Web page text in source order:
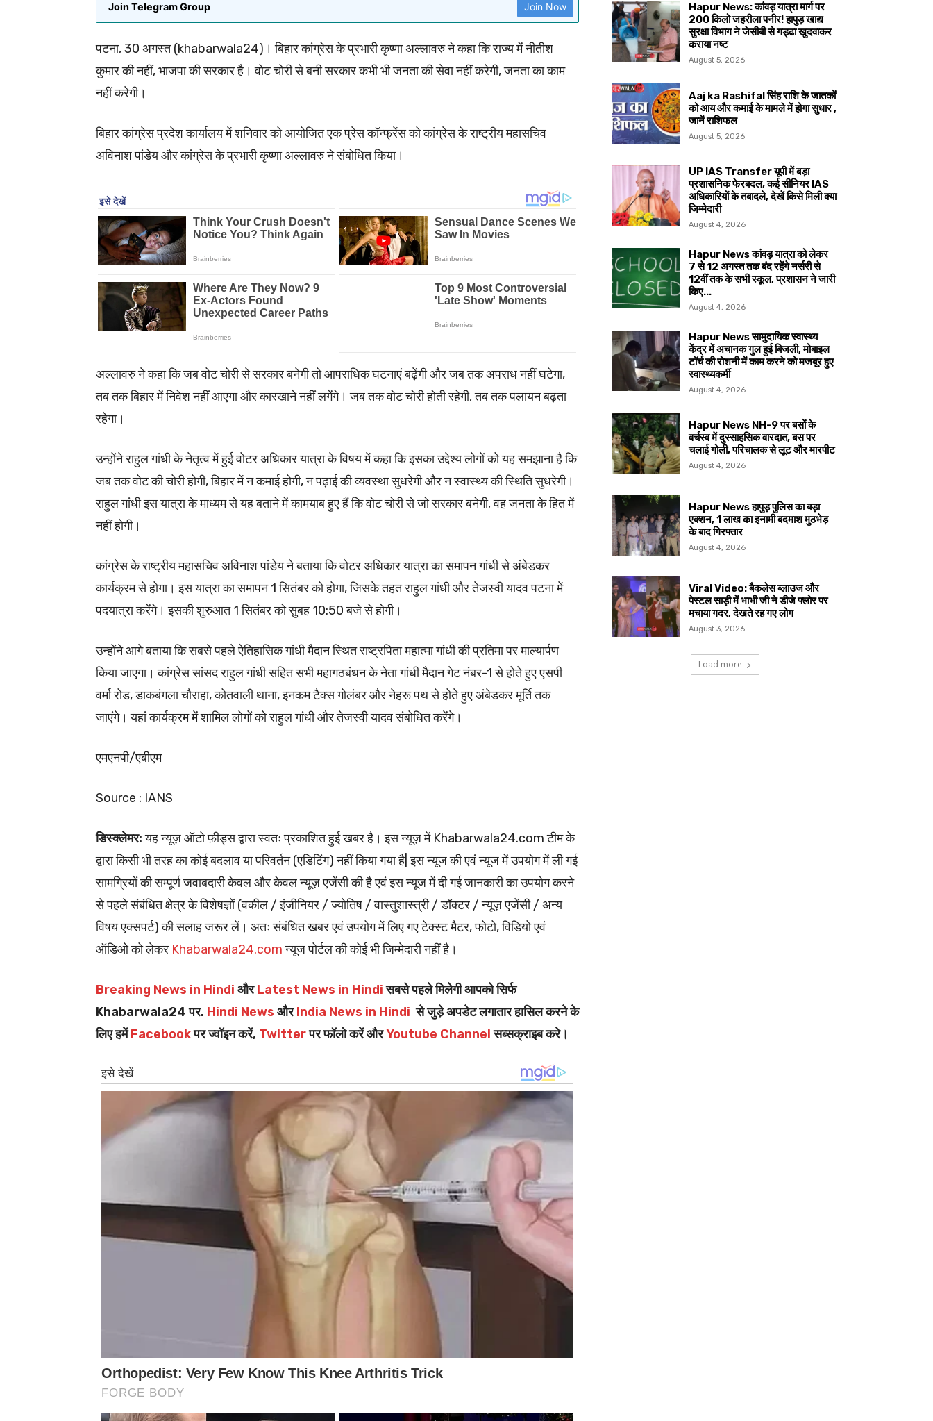
Join Telegram Group Join Now
पटना, 30 अगस्त (khabarwala24)। बिहार कांग्रेस के प्रभारी कृष्णा अल्लावरु ने कहा कि राज्य में नीतीश
कुमार की नहीं, भाजपा की सरकार है। वोट चोरी से बनी सरकार कभी भी जनता की सेवा नहीं करेगी, जनता का काम
नहीं करेगी।
बिहार कांग्रेस प्रदेश कार्यालय में शनिवार को आयोजित एक प्रेस कॉन्फ्रेंस को कांग्रेस के राष्ट्रीय महासचिव
अविनाश पांडेय और कांग्रेस के प्रभारी कृष्णा अल्लावरु ने संबोधित किया।
अल्लावरु ने कहा कि जब वोट चोरी से सरकार बनेगी तो आपराधिक घटनाएं बढ़ेंगी और जब तक अपराध नहीं घटेगा,
तब तक बिहार में निवेश नहीं आएगा और कारखाने नहीं लगेंगे। जब तक वोट चोरी होती रहेगी, तब तक पलायन बढ़ता
रहेगा।
उन्होंने राहुल गांधी के नेतृत्व में हुई वोटर अधिकार यात्रा के विषय में कहा कि इसका उद्देश्य लोगों को यह समझाना है कि
जब तक वोट की चोरी होगी, बिहार में न कमाई होगी, न पढ़ाई की व्यवस्था सुधरेगी और न स्वास्थ्य की स्थिति सुधरेगी।
राहुल गांधी इस यात्रा के माध्यम से यह बताने में कामयाब हुए हैं कि वोट चोरी से जो सरकार बनेगी, वह जनता के हित में
नहीं होगी।
कांग्रेस के राष्ट्रीय महासचिव अविनाश पांडेय ने बताया कि वोटर अधिकार यात्रा का समापन गांधी से अंबेडकर
कार्यक्रम से होगा। इस यात्रा का समापन 1 सितंबर को होगा, जिसके तहत राहुल गांधी और तेजस्वी यादव पटना में
पदयात्रा करेंगे। इसकी शुरुआत 1 सितंबर को सुबह 10:50 बजे से होगी।
उन्होंने आगे बताया कि सबसे पहले ऐतिहासिक गांधी मैदान स्थित राष्ट्रपिता महात्मा गांधी की प्रतिमा पर माल्यार्पण
किया जाएगा। कांग्रेस सांसद राहुल गांधी सहित सभी महागठबंधन के नेता गांधी मैदान गेट नंबर-1 से होते हुए एसपी
वर्मा रोड, डाकबंगला चौराहा, कोतवाली थाना, इनकम टैक्स गोलंबर और नेहरू पथ से होते हुए अंबेडकर मूर्ति तक
जाएंगे। यहां कार्यक्रम में शामिल लोगों को राहुल गांधी और तेजस्वी यादव संबोधित करेंगे।
एमएनपी/एबीएम
Source : IANS
डिस्क्लेमर:यह न्यूज़ ऑटो फ़ीड्स द्वारा स्वतः प्रकाशित हुई खबर है। इस न्यूज़ में Khabarwala24.com टीम के
द्वारा किसी भी तरह का कोई बदलाव या परिवर्तन (एडिटिंग) नहीं किया गया है| इस न्यूज की एवं न्यूज में उपयोग में ली गई
सामग्रियों की सम्पूर्ण जवाबदारी केवल और केवल न्यूज़ एजेंसी की है एवं इस न्यूज में दी गई जानकारी का उपयोग करने
से पहले संबंधित क्षेत्र के विशेषज्ञों (वकील / इंजीनियर / ज्योतिष / वास्तुशास्त्री / डॉक्टर / न्यूज़ एजेंसी / अन्य
विषय एक्सपर्ट) की सलाह जरूर लें। अतः संबंधित खबर एवं उपयोग में लिए गए टेक्स्ट मैटर, फोटो, विडियो एवं
ऑडिओ को लेकर Khabarwala24.comन्यूज पोर्टल की कोई भी जिम्मेदारी नहीं है।
Breaking News in Hindi औरLatest News in Hindiसबसे पहले मिलेगी आपको सिर्फ
Khabarwala24 पर. Hindi News औरIndia News in Hindi से जुड़े अपडेट लगातार हासिल करने के
लिए हमेंFacebookपर ज्वॉइन करें, Twitterपर फॉलो करें औरYoutube Channelसब्सक्राइब करे।
Hapur News: कांवड़ यात्रा मार्ग पर
200 किलो जहरीला पनीर! हापुड़ खाद्य
सुरक्षा विभाग ने जेसीबी से गड्ढा खुदवाकर
कराया नष्ट
August 5, 2026
Aaj ka Rashifal सिंह राशि के जातकों
को आय और कमाई के मामले में होगा सुधार ,
जानें राशिफल
August 5, 2026
UP IAS Transfer यूपी में बड़ा
प्रशासनिक फेरबदल, कई सीनियर IAS
अधिकारियों के तबादले, देखें किसे मिली क्या
जिम्मेदारी
August 4, 2026
Hapur News कांवड़ यात्रा को लेकर
7 से 12 अगस्त तक बंद रहेंगे नर्सरी से
12वीं तक के सभी स्कूल, प्रशासन ने जारी
किए...
August 4, 2026
Hapur News सामुदायिक स्वास्थ्य
केंद्र में अचानक गुल हुई बिजली, मोबाइल
टॉर्च की रोशनी में काम करने को मजबूर हुए
स्वास्थ्यकर्मी
August 4, 2026
Hapur News NH-9 पर बसों के
वर्चस्व में दुस्साहसिक वारदात, बस पर
चलाई गोली, परिचालक से लूट और मारपीट
August 4, 2026
Hapur News हापुड़ पुलिस का बड़ा
एक्शन, 1 लाख का इनामी बदमाश मुठभेड़
के बाद गिरफ्तार
August 4, 2026
Viral Video: बैकलेस ब्लाउज और
पेस्टल साड़ी में भाभी जी ने डीजे फ्लोर पर
मचाया गदर, देखते रह गए लोग
August 3, 2026
Load more